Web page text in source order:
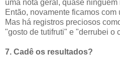
uma nota geral, quase
Então, novamente ficamos
Mas há registros preciosos
"gosto de tutifruti" e "derrubei o
7. Cadê os resultados?